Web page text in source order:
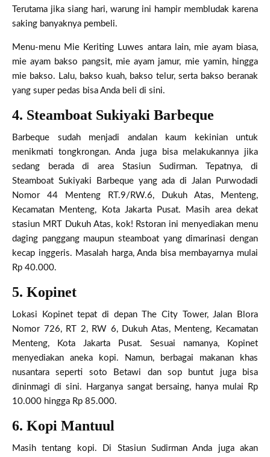
Terutama jika siang hari, warung ini hampir membludak karena
saking banyaknya pembeli.
Menu-menu Mie Keriting Luwes antara lain, mie ayam biasa,
mie ayam bakso pangsit, mie ayam jamur, mie yamin, hingga
mie bakso. Lalu, bakso kuah, bakso telur, serta bakso beranak
yang super pedas bisa Anda beli di sini.
4. Steamboat Sukiyaki Barbeque
Barbeque sudah menjadi andalan kaum kekinian untuk
menikmati tongkrongan. Anda juga bisa melakukannya jika
sedang berada di area Stasiun Sudirman. Tepatnya, di
Steamboat Sukiyaki Barbeque yang ada di Jalan Purwodadi
Nomor 44 Menteng RT.9/RW.6, Dukuh Atas, Menteng,
Kecamatan Menteng, Kota Jakarta Pusat. Masih area dekat
stasiun MRT Dukuh Atas, kok! Rstoran ini menyediakan menu
daging panggang maupun steamboat yang dimarinasi dengan
kecap inggeris. Masalah harga, Anda bisa membayarnya mulai
Rp 40.000.
5. Kopinet
Lokasi Kopinet tepat di depan The City Tower, Jalan Blora
Nomor 726, RT 2, RW 6, Dukuh Atas, Menteng, Kecamatan
Menteng, Kota Jakarta Pusat. Sesuai namanya, Kopinet
menyediakan aneka kopi. Namun, berbagai makanan khas
nusantara seperti soto Betawi dan sop buntut juga bisa
dininmagi di sini. Harganya sangat bersaing, hanya mulai Rp
10.000 hingga Rp 85.000.
6. Kopi Mantuul
Masih tentang kopi. Di Stasiun Sudirman Anda juga akan